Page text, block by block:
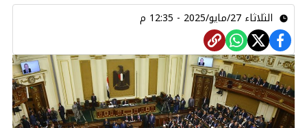
الثلاثاء 27/مايو/2025 - 12:35 م